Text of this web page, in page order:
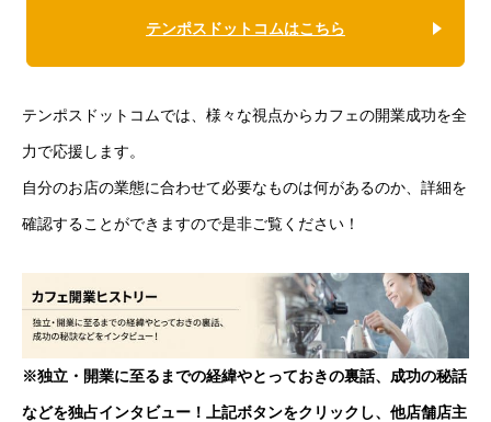
テンポスドットコムはこちら
テンポスドットコムでは、様々な視点からカフェの開業成功を全
力で応援します。
自分のお店の業態に合わせて必要なものは何があるのか、詳細を
確認することができますので是非ご覧ください！
※独立・開業に至るまでの経緯やとっておきの裏話、成功の秘話
などを独占インタビュー！上記ボタンをクリックし、他店舗店主